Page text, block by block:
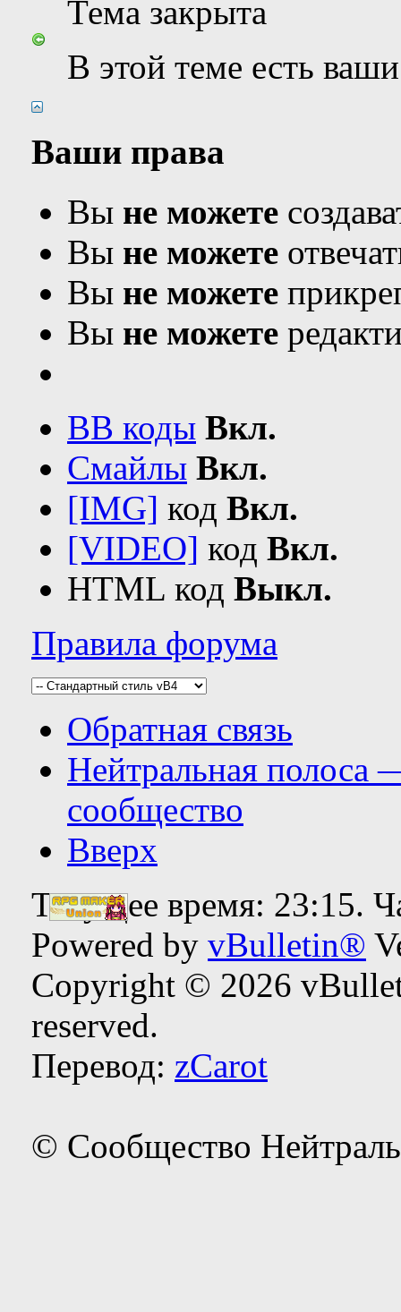
Тема закрыта
В этой теме есть
Ваши права
Вы не можете
Вы не можете
Вы не можете
Вы не можете
BB коды Вкл.
Смайлы Вкл.
[IMG] код Вкл.
[VIDEO] код Вкл.
HTML код Выкл.
Правила форума
Обратная связь
Нейтральная полоса
сообщество
Вверх
Текущее время: 23:15.
Powered by vBulletin®
Copyright © 2026
reserved.
Перевод: zCarot
© Сообщество